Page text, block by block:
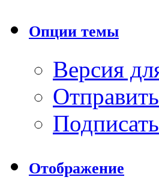
Опции темы
Версия
Отображение